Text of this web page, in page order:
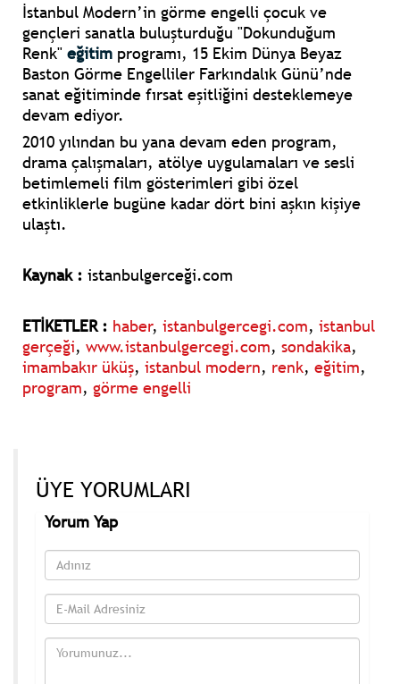
İstanbul Modern’in görme engelli çocuk ve
gençleri sanatla buluşturduğu "Dokunduğum
Renk" eğitim programı, 15 Ekim Dünya Beyaz
Baston Görme Engelliler Farkındalık Günü’nde
sanat eğitiminde fırsat eşitliğini desteklemeye
devam ediyor.
2010 yılından bu yana devam eden program,
drama çalışmaları, atölye uygulamaları ve sesli
betimlemeli film gösterimleri gibi özel
etkinliklerle bugüne kadar dört bini aşkın kişiye
ulaştı.
Kaynak : istanbulgerceği.com
ETİKETLER : haber, istanbulgercegi.com, istanbul
gerçeği, www.istanbulgercegi.com, sondakika,
imambakır üküş, istanbul modern, renk, eğitim,
program, görme engelli
ÜYE YORUMLARI
Yorum Yap